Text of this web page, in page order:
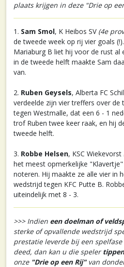
plaats krijgen in deze "Drie op
1. Sam Smol, K Heibos SV (4e
de tweede week op rij vier goals
Mariaburg B liet hij voor de rust al
in de tweede helft maakte Sam
van.
2. Ruben Geysels, Alberta FC
verdeelde zijn vier treffers over de
tegen Westmalle, dat een 6 - 1
trof Ruben twee keer raak, en hij
tweede helft.
3. Robbe Helsen, KSC Wiekevorst
het meest opmerkelijke
noteren. Hij maakte ze alle vier in
wedstrijd tegen KFC Putte B.
uiteindelijk met 8 - 3.
>>> Indien een doelman of
sterke of opvallende wedstrijd
prestatie leverde bij een
deed, dan kan u die speler
onze "Drie op een Rij"van